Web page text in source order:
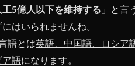
工5億人以下を維持する 」と言
はいられませんね。
語とは英語、中国語、ロシア
ア語になります。